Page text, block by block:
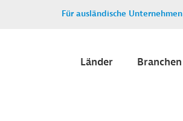
Für ausländische Unternehmen
Länder Branchen